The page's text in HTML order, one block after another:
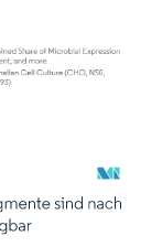
Namensnennung